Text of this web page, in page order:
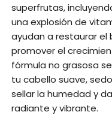
superfrutas,
una explosión de
ayudan a restaurar el
promover el
fórmula no grasosa
tu cabello suave,
sellar la humedad y
radiante y vibrante.